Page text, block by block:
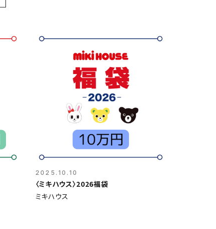
2025.10.10
〈ミキハウス〉2026福袋
ミキハウス